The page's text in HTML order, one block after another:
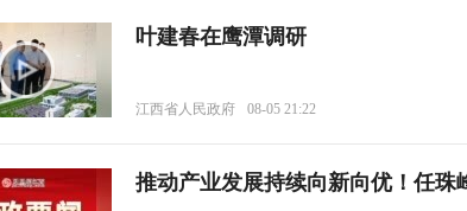
叶建春在鹰潭调研
江西省人民政府 08-05 21:22
推动产业发展持续向新向优！任珠